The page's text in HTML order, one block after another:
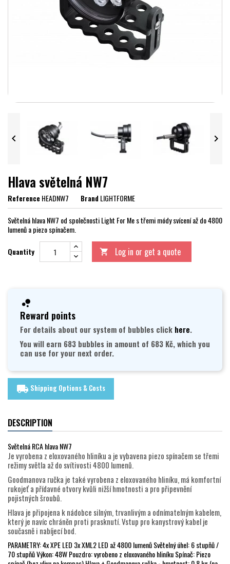
 
Hlava světelná NW7
ReferenceHEADNW7 BrandLIGHTFORME
Světelná hlava NW7 od společnosti Light For Me s třemi módy svícení až do 4800
lumenů a piezo spínačem.
Quantity  Log in or get a quote
Reward points
For details about our system of bubbles click here.
You will earn 683 bubbles in amount of 683 Kč, which you
can use for your next order.
local_shipping Shipping Options & Costs
DESCRIPTION
Světelná RCA hlava NW7
Je vyrobena z eloxovaného hliníku a je vybavena piezo spínačem se třemi
režimy světla až do svítivosti 4800 lumenů.
Goodmanova ručka je také vyrobena z eloxovaného hliníku, má komfortní
rukojeť a přídavné otvory kvůli nižší hmotnosti a pro připevnění
pojistných šroubů.
Hlava je připojena k nádobce silným, trvanlivým a odnímatelným kabelem,
který je navíc chráněn proti prasknutí. Vstup pro kanystrový kabel je
současně i nabíjecí bod.
PARAMETRY: 4x XPE LED 3x XML2 LED až 4800 lumenů Světelný úhel: 6 stupňů /
70 stupňů Výkon: 48W Pouzdro: vyrobeno z eloxovaného hliníku Spínač: Piezo